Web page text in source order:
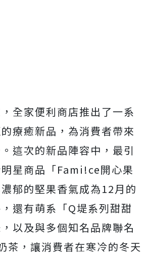
全家便利商店推出了一系
療癒新品，為消費者帶來
這次的新品陣容中，最引
星商品「Fami!ce開心果
郁的堅果香氣成為12月的
還有萌系「Q堤系列甜甜
以及與多個知名品牌聯名
茶，讓消費者在寒冷的冬天